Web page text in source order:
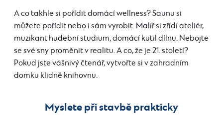
A co takhle si pořídit domácí wellness? Saunu si
můžete pořídit nebo i sám vyrobit. Malíř si zřídí ateliér,
muzikant hudební studium, domácí kutil dílnu. Nebojte
se své sny proměnit v realitu. A co, že je 21. století?
Pokud jste vášnivý čtenář, vytvořte si v zahradním
domku klidně knihovnu.
Myslete při stavbě prakticky